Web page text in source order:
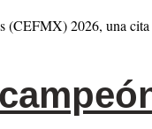
(CEFMX) 2026, una